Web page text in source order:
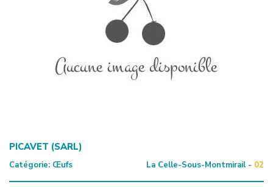
PICAVET (SARL)
Catégorie: Œufs La Celle-Sous-Montmirail - 02